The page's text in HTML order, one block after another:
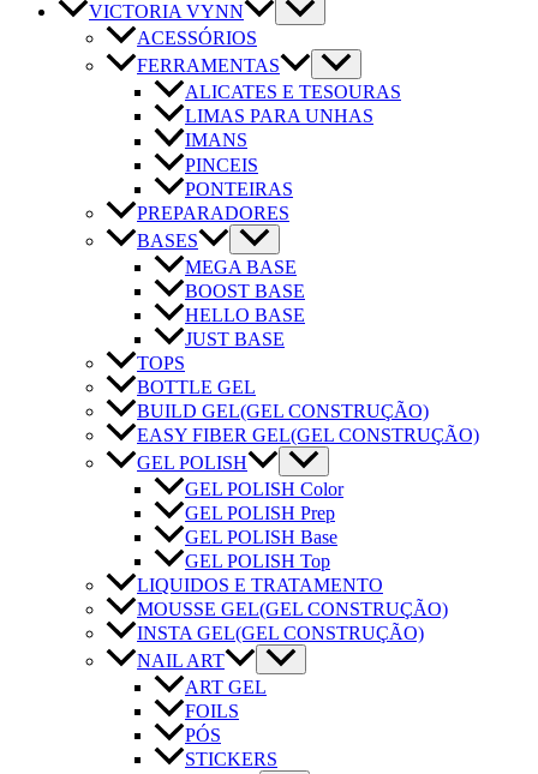
VICTORIA VYNN
ACESSÓRIOS
FERRAMENTAS
ALICATES E TESOURAS
LIMAS PARA UNHAS
IMANS
PINCEIS
PONTEIRAS
PREPARADORES
BASES
MEGA BASE
BOOST BASE
HELLO BASE
JUST BASE
TOPS
BOTTLE GEL
BUILD GEL(GEL CONSTRUÇÃO)
EASY FIBER GEL(GEL CONSTRUÇÃO)
GEL POLISH
GEL POLISH Color
GEL POLISH Prep
GEL POLISH Base
GEL POLISH Top
LIQUIDOS E TRATAMENTO
MOUSSE GEL(GEL CONSTRUÇÃO)
INSTA GEL(GEL CONSTRUÇÃO)
NAIL ART
ART GEL
FOILS
PÓS
STICKERS